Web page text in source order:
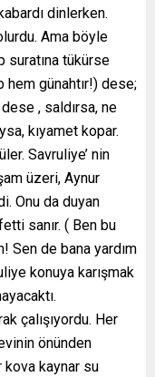
dinlerken.
Ama böyle
suratına tükürse
hem günahtır!) dese;
, saldırsa, ne
kıyamet kopar.
Savruliye’ nin
üzeri, Aynur
Onu da duyan
sanır. ( Ben bu
Sen de bana yardım
konuya karışmak
çalışıyordu. Her
önünden
kova kaynar su